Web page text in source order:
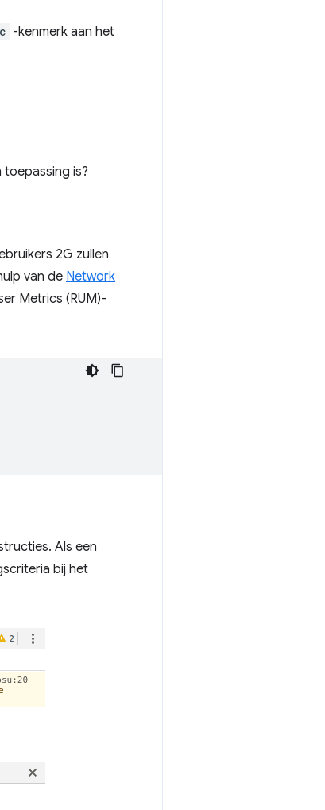
-kenmerk aan het
is?
2G zullen
van de Network
Metrics (RUM)-
Als een
bij het